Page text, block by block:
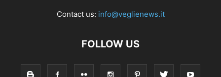
Contact us: info@veglienews.it
FOLLOW US